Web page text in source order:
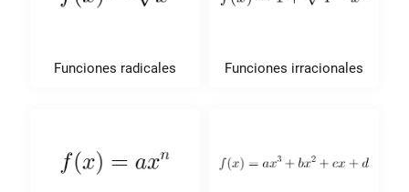
Funciones radicales Funciones irracionales